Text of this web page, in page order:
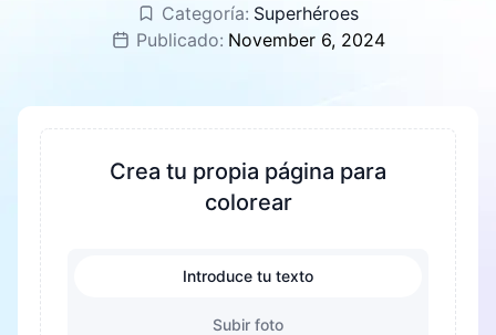
Categoría: Superhéroes
Publicado: November 6, 2024
Crea tu propia página para
colorear
Introduce tu texto
Subir foto